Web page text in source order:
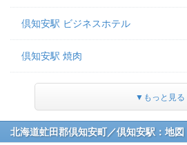
倶知安駅 ビジネスホテル
倶知安駅 焼肉
▼もっと見る
北海道虻田郡倶知安町／倶知安駅：地図